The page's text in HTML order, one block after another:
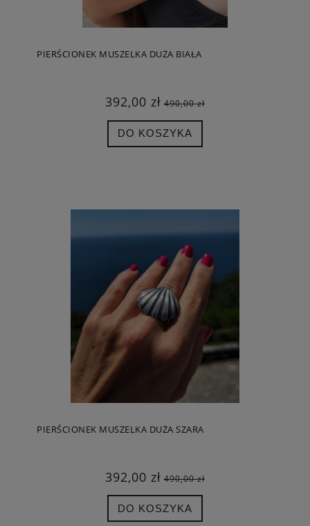
PIERŚCIONEK MUSZELKA DUŻA BIAŁA
392,00 zł 490,00 zł
DO KOSZYKA
PIERŚCIONEK MUSZELKA DUŻA SZARA
392,00 zł 490,00 zł
DO KOSZYKA